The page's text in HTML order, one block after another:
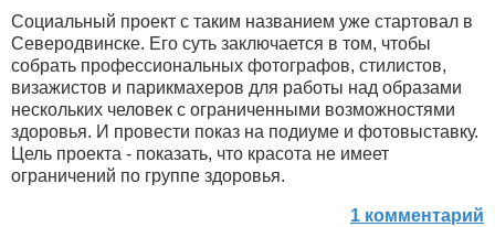
Социальный проект с таким названием уже стартовал в
Северодвинске. Его суть заключается в том, чтобы
собрать профессиональных фотографов, стилистов,
визажистов и парикмахеров для работы над образами
нескольких человек с ограниченными возможностями
здоровья. И провести показ на подиуме и фотовыставку.
Цель проекта - показать, что красота не имеет
ограничений по группе здоровья.
1 комментарий